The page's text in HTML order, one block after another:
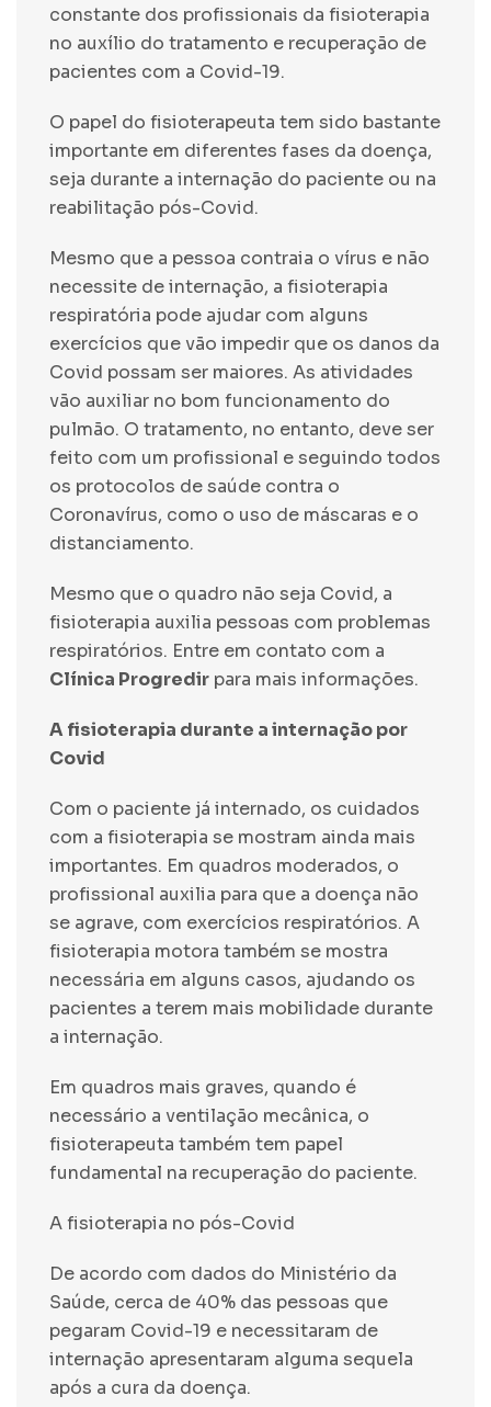
constante dos profissionais da fisioterapia
no auxílio do tratamento e recuperação de
pacientes com a Covid-19.
O papel do fisioterapeuta tem sido bastante
importante em diferentes fases da doença,
seja durante a internação do paciente ou na
reabilitação pós-Covid.
Mesmo que a pessoa contraia o vírus e não
necessite de internação, a fisioterapia
respiratória pode ajudar com alguns
exercícios que vão impedir que os danos da
Covid possam ser maiores. As atividades
vão auxiliar no bom funcionamento do
pulmão. O tratamento, no entanto, deve ser
feito com um profissional e seguindo todos
os protocolos de saúde contra o
Coronavírus, como o uso de máscaras e o
distanciamento.
Mesmo que o quadro não seja Covid, a
fisioterapia auxilia pessoas com problemas
respiratórios. Entre em contato com a
Clínica Progredir para mais informações.
A fisioterapia durante a internação por
Covid
Com o paciente já internado, os cuidados
com a fisioterapia se mostram ainda mais
importantes. Em quadros moderados, o
profissional auxilia para que a doença não
se agrave, com exercícios respiratórios. A
fisioterapia motora também se mostra
necessária em alguns casos, ajudando os
pacientes a terem mais mobilidade durante
a internação.
Em quadros mais graves, quando é
necessário a ventilação mecânica, o
fisioterapeuta também tem papel
fundamental na recuperação do paciente.
A fisioterapia no pós-Covid
De acordo com dados do Ministério da
Saúde, cerca de 40% das pessoas que
pegaram Covid-19 e necessitaram de
internação apresentaram alguma sequela
após a cura da doença.